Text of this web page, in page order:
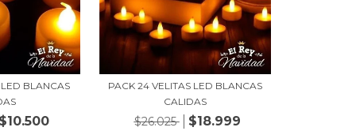
LED BLANCAS
PACK 24 VELITAS LED BLANCAS
CALIDAS
$26.025 $18.999